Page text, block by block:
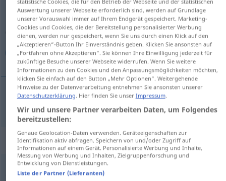
Übersicht aller Übersetzungen
(Für mehr Details die Übersetzung anklicken/antippen)
واسع الاطلاع
[waːsiʕ al- belesen
Synonyme für "belesen"
gelehrt,sachkundig,kundig,
Auswertung unserer Webseite erforderlich sind, werden auf Grundlage
unserer Vorauswahl immer auf Ihrem Endgerät gespeichert. Marketing-
Cookies und Cookies, die der Bereitstellung personalisierter Werbung
dienen, werden nur gespeichert, wenn Sie uns durch einen Klick auf den
„Akzeptieren“-Button Ihr Einverständnis geben. Klicken Sie ansonsten auf
„Fortfahren ohne Akzeptieren“. Sie können Ihre Einwilligung jederzeit für
zukünftige Besuche unserer Webseite widerrufen. Wenn Sie weitere
Informationen zu den Cookies und den Anpassungsmöglichkeiten möchten,
klicken Sie einfach auf den Button „Mehr Optionen“. Weitergehende
Hinweise zu der Datenverarbeitung entnehmen Sie ansonsten unserer
Datenschutzerklärung. Hier finden Sie unser Impressum.
Wir und unsere Partner verarbeiten Daten, um Folgendes
bereitzustellen:
Genaue Geolocation-Daten verwenden. Geräteeigenschaften zur
Identifikation aktiv abfragen. Speichern von und/oder Zugriff auf
Informationen auf einem Gerät. Personalisierte Werbung und Inhalte,
Messung von Werbung und Inhalten, Zielgruppenforschung und
Entwicklung von Dienstleistungen.
Liste der Partner (Lieferanten)